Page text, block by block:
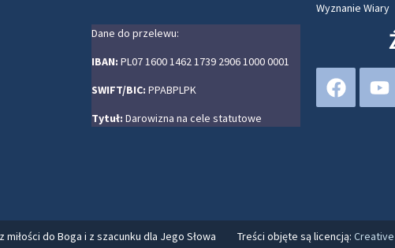
Dane do przelewu:
IBAN: PL07 1600 1462 1739 2906 1000 0001
SWIFT/BIC: PPABPLPK
Tytuł: Darowizna na cele statutowe
Wyznanie Wiary
miłości do Boga i z szacunku dla Jego Słowa Treści objęte są licencją: Creative